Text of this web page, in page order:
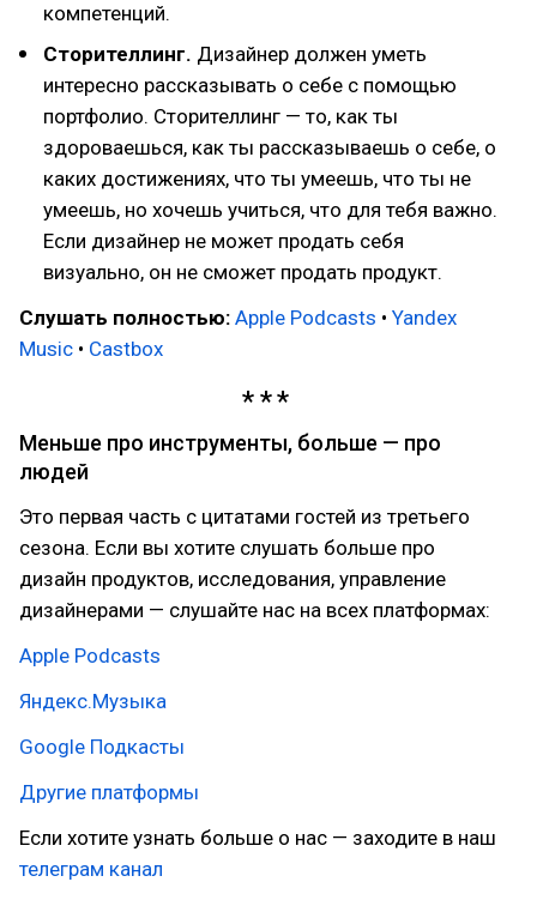
компетенций.
Сторителлинг. Дизайнер должен уметь
интересно рассказывать о себе с помощью
портфолио. Сторителлинг — то, как ты
здороваешься, как ты рассказываешь о себе, о
каких достижениях, что ты умеешь, что ты не
умеешь, но хочешь учиться, что для тебя важно.
Если дизайнер не может продать себя
визуально, он не сможет продать продукт.
Слушать полностью: Apple Podcasts • Yandex
Music • Castbox
Меньше про инструменты, больше — про
людей
Это первая часть с цитатами гостей из третьего
сезона. Если вы хотите слушать больше про
дизайн продуктов, исследования, управление
дизайнерами — слушайте нас на всех платформах:
Apple Podcasts
Яндекс.Музыка
Google Подкасты
Другие платформы
Если хотите узнать больше о нас — заходите в наш
телеграм канал